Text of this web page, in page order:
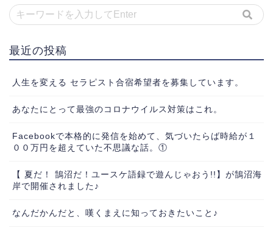
最近の投稿
人生を変える セラピスト合宿希望者を募集しています。
あなたにとって最強のコロナウイルス対策はこれ。
Facebookで本格的に発信を始めて、気づいたらば時給が１
００万円を超えていた不思議な話。①
【 夏だ！ 鵠沼だ！ユースケ語録で遊んじゃおう!!】が鵠沼海
岸で開催されました♪
なんだかんだと、嘆くまえに知っておきたいこと♪